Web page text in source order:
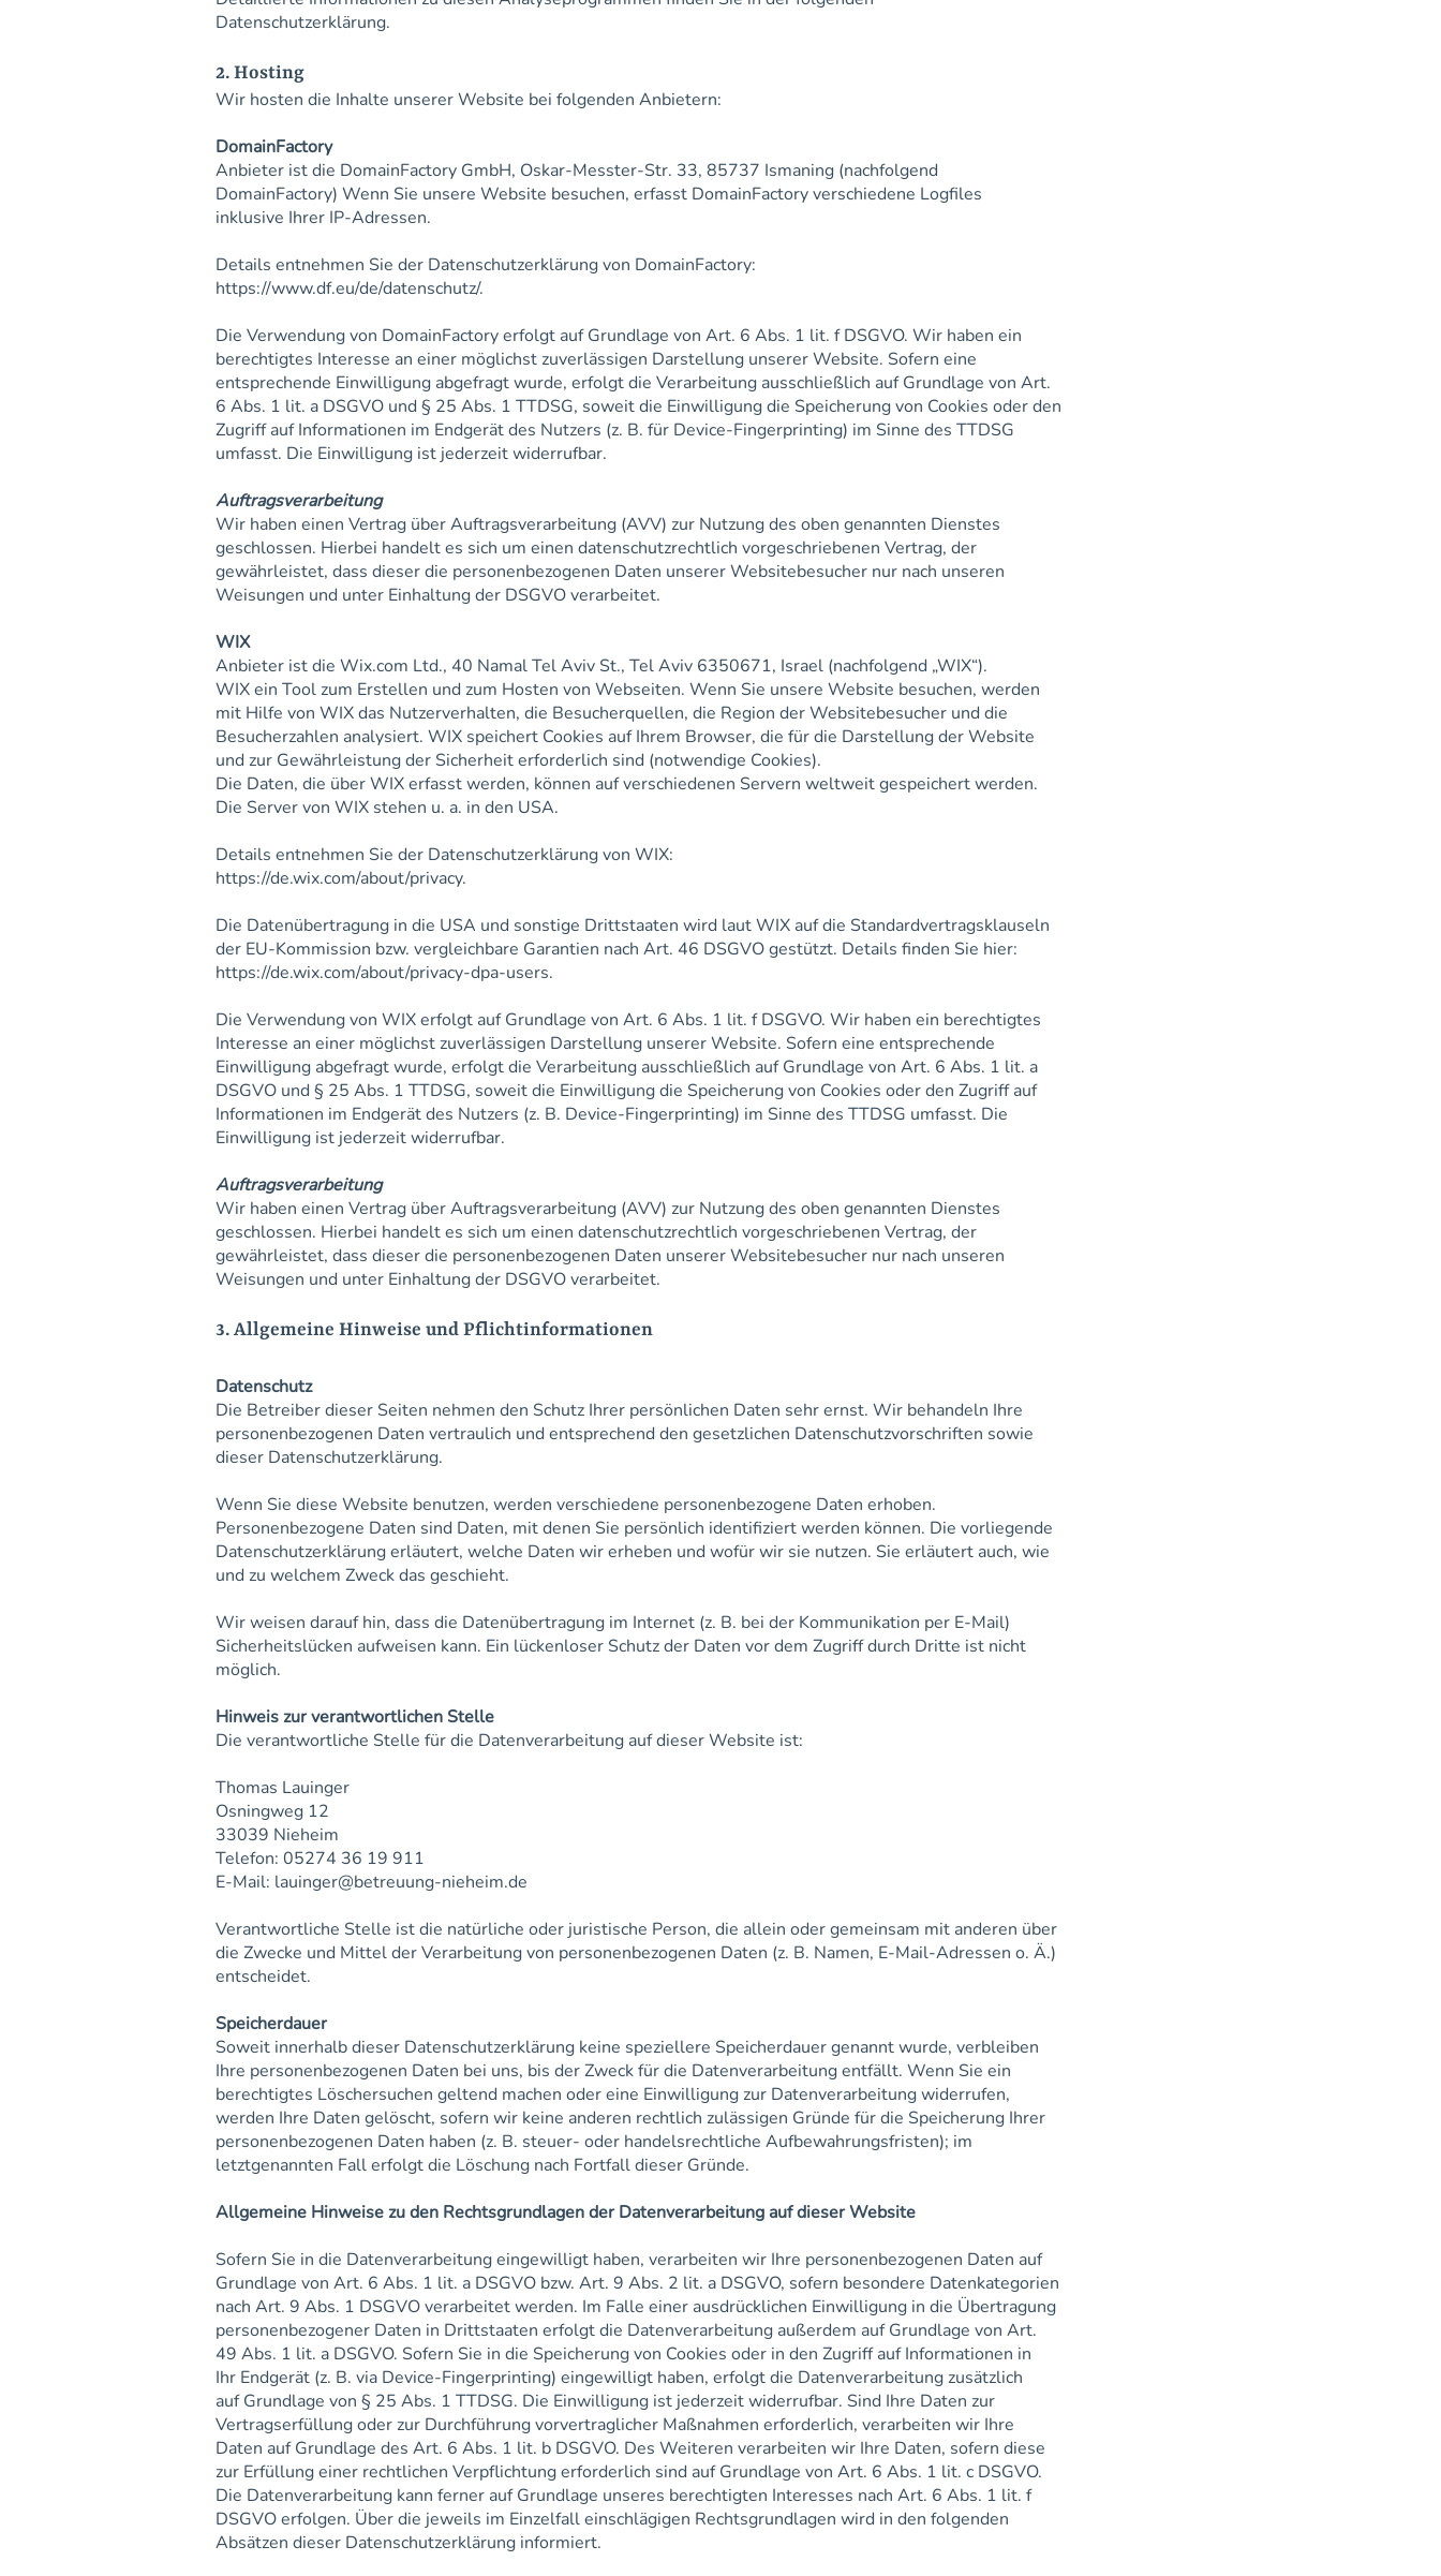
Datenschutzerklärung.
2. Hosting
Wir hosten die Inhalte unserer Website bei folgenden Anbietern:
DomainFactory
Anbieter ist die DomainFactory GmbH, Oskar-Messter-Str. 33, 85737 Ismaning (nachfolgend
DomainFactory) Wenn Sie unsere Website besuchen, erfasst DomainFactory verschiedene Logfiles
inklusive Ihrer IP-Adressen.
Details entnehmen Sie der Datenschutzerklärung von DomainFactory:
https://www.df.eu/de/datenschutz/.
Die Verwendung von DomainFactory erfolgt auf Grundlage von Art. 6 Abs. 1 lit. f DSGVO. Wir haben ein
berechtigtes Interesse an einer möglichst zuverlässigen Darstellung unserer Website. Sofern eine
entsprechende Einwilligung abgefragt wurde, erfolgt die Verarbeitung ausschließlich auf Grundlage von Art.
6 Abs. 1 lit. a DSGVO und § 25 Abs. 1 TTDSG, soweit die Einwilligung die Speicherung von Cookies oder den
Zugriff auf Informationen im Endgerät des Nutzers (z. B. für Device-Fingerprinting) im Sinne des TTDSG
umfasst. Die Einwilligung ist jederzeit widerrufbar.
Auftragsverarbeitung
Wir haben einen Vertrag über Auftragsverarbeitung (AVV) zur Nutzung des oben genannten Dienstes
geschlossen. Hierbei handelt es sich um einen datenschutzrechtlich vorgeschriebenen Vertrag, der
gewährleistet, dass dieser die personenbezogenen Daten unserer Websitebesucher nur nach unseren
Weisungen und unter Einhaltung der DSGVO verarbeitet.
WIX
Anbieter ist die Wix.com Ltd., 40 Namal Tel Aviv St., Tel Aviv 6350671, Israel (nachfolgend „WIX“).
WIX ein Tool zum Erstellen und zum Hosten von Webseiten. Wenn Sie unsere Website besuchen, werden
mit Hilfe von WIX das Nutzerverhalten, die Besucherquellen, die Region der Websitebesucher und die
Besucherzahlen analysiert. WIX speichert Cookies auf Ihrem Browser, die für die Darstellung der Website
und zur Gewährleistung der Sicherheit erforderlich sind (notwendige Cookies).
Die Daten, die über WIX erfasst werden, können auf verschiedenen Servern weltweit gespeichert werden.
Die Server von WIX stehen u. a. in den USA.
Details entnehmen Sie der Datenschutzerklärung von WIX:
https://de.wix.com/about/privacy.
Die Datenübertragung in die USA und sonstige Drittstaaten wird laut WIX auf die Standardvertragsklauseln
der EU-Kommission bzw. vergleichbare Garantien nach Art. 46 DSGVO gestützt. Details finden Sie hier:
https://de.wix.com/about/privacy-dpa-users.
Die Verwendung von WIX erfolgt auf Grundlage von Art. 6 Abs. 1 lit. f DSGVO. Wir haben ein berechtigtes
Interesse an einer möglichst zuverlässigen Darstellung unserer Website. Sofern eine entsprechende
Einwilligung abgefragt wurde, erfolgt die Verarbeitung ausschließlich auf Grundlage von Art. 6 Abs. 1 lit. a
DSGVO und § 25 Abs. 1 TTDSG, soweit die Einwilligung die Speicherung von Cookies oder den Zugriff auf
Informationen im Endgerät des Nutzers (z. B. Device-Fingerprinting) im Sinne des TTDSG umfasst. Die
Einwilligung ist jederzeit widerrufbar.
Auftragsverarbeitung
Wir haben einen Vertrag über Auftragsverarbeitung (AVV) zur Nutzung des oben genannten Dienstes
geschlossen. Hierbei handelt es sich um einen datenschutzrechtlich vorgeschriebenen Vertrag, der
gewährleistet, dass dieser die personenbezogenen Daten unserer Websitebesucher nur nach unseren
Weisungen und unter Einhaltung der DSGVO verarbeitet.
3. Allgemeine Hinweise und Pflichtinformationen
Datenschutz
Die Betreiber dieser Seiten nehmen den Schutz Ihrer persönlichen Daten sehr ernst. Wir behandeln Ihre
personenbezogenen Daten vertraulich und entsprechend den gesetzlichen Datenschutzvorschriften sowie
dieser Datenschutzerklärung.
Wenn Sie diese Website benutzen, werden verschiedene personenbezogene Daten erhoben.
Personenbezogene Daten sind Daten, mit denen Sie persönlich identifiziert werden können. Die vorliegende
Datenschutzerklärung erläutert, welche Daten wir erheben und wofür wir sie nutzen. Sie erläutert auch, wie
und zu welchem Zweck das geschieht.
Wir weisen darauf hin, dass die Datenübertragung im Internet (z. B. bei der Kommunikation per E-Mail)
Sicherheitslücken aufweisen kann. Ein lückenloser Schutz der Daten vor dem Zugriff durch Dritte ist nicht
möglich.
Hinweis zur verantwortlichen Stelle
Die verantwortliche Stelle für die Datenverarbeitung auf dieser Website ist:
Thomas Lauinger
Osningweg 12
33039 Nieheim
Telefon: 05274 36 19 911
E-Mail: lauinger@betreuung-nieheim.de
Verantwortliche Stelle ist die natürliche oder juristische Person, die allein oder gemeinsam mit anderen über
die Zwecke und Mittel der Verarbeitung von personenbezogenen Daten (z. B. Namen, E-Mail-Adressen o. Ä.)
entscheidet.
Speicherdauer
Soweit innerhalb dieser Datenschutzerklärung keine speziellere Speicherdauer genannt wurde, verbleiben
Ihre personenbezogenen Daten bei uns, bis der Zweck für die Datenverarbeitung entfällt. Wenn Sie ein
berechtigtes Löschersuchen geltend machen oder eine Einwilligung zur Datenverarbeitung widerrufen,
werden Ihre Daten gelöscht, sofern wir keine anderen rechtlich zulässigen Gründe für die Speicherung Ihrer
personenbezogenen Daten haben (z. B. steuer- oder handelsrechtliche Aufbewahrungsfristen); im
letztgenannten Fall erfolgt die Löschung nach Fortfall dieser Gründe.
Allgemeine Hinweise zu den Rechtsgrundlagen der Datenverarbeitung auf dieser Website
Sofern Sie in die Datenverarbeitung eingewilligt haben, verarbeiten wir Ihre personenbezogenen Daten auf
Grundlage von Art. 6 Abs. 1 lit. a DSGVO bzw. Art. 9 Abs. 2 lit. a DSGVO, sofern besondere Datenkategorien
nach Art. 9 Abs. 1 DSGVO verarbeitet werden. Im Falle einer ausdrücklichen Einwilligung in die Übertragung
personenbezogener Daten in Drittstaaten erfolgt die Datenverarbeitung außerdem auf Grundlage von Art.
49 Abs. 1 lit. a DSGVO. Sofern Sie in die Speicherung von Cookies oder in den Zugriff auf Informationen in
Ihr Endgerät (z. B. via Device-Fingerprinting) eingewilligt haben, erfolgt die Datenverarbeitung zusätzlich
auf Grundlage von § 25 Abs. 1 TTDSG. Die Einwilligung ist jederzeit widerrufbar. Sind Ihre Daten zur
Vertragserfüllung oder zur Durchführung vorvertraglicher Maßnahmen erforderlich, verarbeiten wir Ihre
Daten auf Grundlage des Art. 6 Abs. 1 lit. b DSGVO. Des Weiteren verarbeiten wir Ihre Daten, sofern diese
zur Erfüllung einer rechtlichen Verpflichtung erforderlich sind auf Grundlage von Art. 6 Abs. 1 lit. c DSGVO.
Die Datenverarbeitung kann ferner auf Grundlage unseres berechtigten Interesses nach Art. 6 Abs. 1 lit. f
DSGVO erfolgen. Über die jeweils im Einzelfall einschlägigen Rechtsgrundlagen wird in den folgenden
Absätzen dieser Datenschutzerklärung informiert.